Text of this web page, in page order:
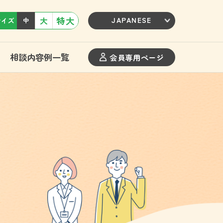
ズ 中 大 特大
相談内容例一覧 会員専用ページ